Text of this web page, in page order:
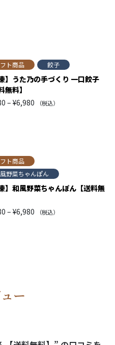
ト商品 餃子
凍】うた乃の手づくり 一口餃子
無料】
–¥6,980 価（税込）
ト商品
野菜ちゃんぽん
凍】和風野菜ちゃんぽん【送料無
–¥6,980 価（税込）
ー